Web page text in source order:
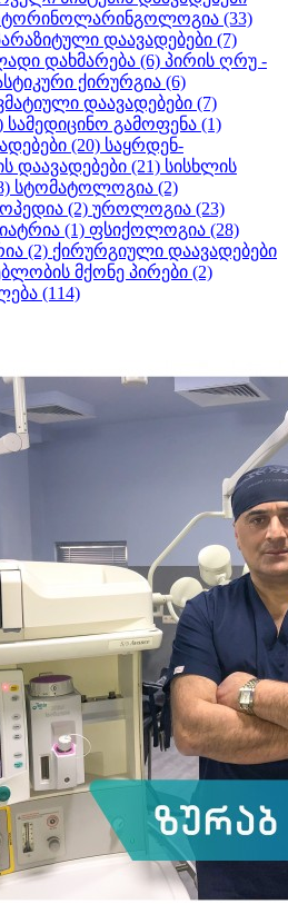
(33)
დაავადებები (7)
დახმარება (6) პირის ღრუ -
ქირურგია (6)
დაავადებები (7)
სამედიცინო გამოფენა (1)
(20) საყრდენ-
დაავადებები (21) სისხლის
სტომატოლოგია (2)
(2) უროლოგია (23)
(1) ფსიქოლოგია (28)
(2) ქირურგიული დაავადებები
მქონე პირები (2)
(114)